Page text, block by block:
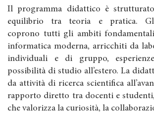
Il programma didattico è
equilibrio tra teoria e pratica.
coprono tutti gli ambiti fondamentali
informatica moderna, arricchiti da
individuali e di gruppo,
possibilità di studio all’estero. La
da attività di ricerca scientifica
rapporto diretto tra docenti e
che valorizza la curiosità, la